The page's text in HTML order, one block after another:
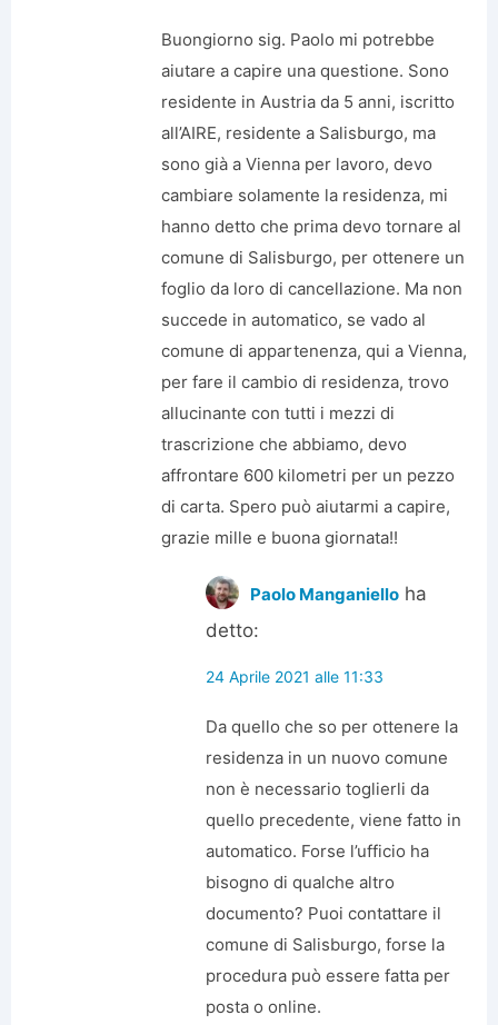
Buongiorno sig. Paolo mi potrebbe
aiutare a capire una questione. Sono
residente in Austria da 5 anni, iscritto
all’AIRE, residente a Salisburgo, ma
sono già a Vienna per lavoro, devo
cambiare solamente la residenza, mi
hanno detto che prima devo tornare al
comune di Salisburgo, per ottenere un
foglio da loro di cancellazione. Ma non
succede in automatico, se vado al
comune di appartenenza, qui a Vienna,
per fare il cambio di residenza, trovo
allucinante con tutti i mezzi di
trascrizione che abbiamo, devo
affrontare 600 kilometri per un pezzo
di carta. Spero può aiutarmi a capire,
grazie mille e buona giornata!!
Paolo Manganiello ha
detto:
24 Aprile 2021 alle 11:33
Da quello che so per ottenere la
residenza in un nuovo comune
non è necessario toglierli da
quello precedente, viene fatto in
automatico. Forse l’ufficio ha
bisogno di qualche altro
documento? Puoi contattare il
comune di Salisburgo, forse la
procedura può essere fatta per
posta o online.